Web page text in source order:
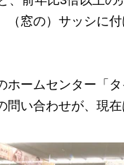
（窓の）サッシに
ームセンター「
問い合わせが、現